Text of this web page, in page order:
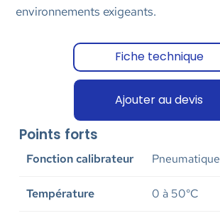
environnements exigeants.
Fiche technique
Ajouter au devis
Points forts
Fonction calibrateur Pneumatique
Température 0 à 50°C